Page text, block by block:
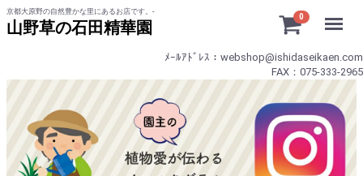
京都大原野の自然豊かな里にあるお店です。-
山野草の石田精華園
0
ﾒｰﾙｱﾄﾞﾚｽ：webshop@ishidaseikaen.com
FAX：075-333-2965